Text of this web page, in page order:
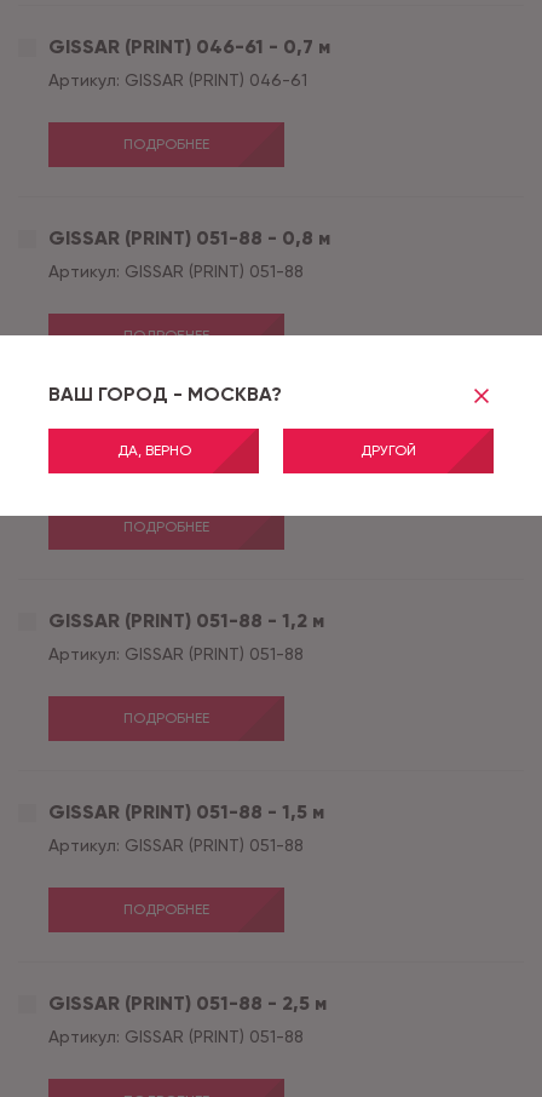
ВАШ ГОРОД - МОСКВА?
ДА, ВЕРНО ДРУГОЙ
GISSAR (PRINT) 046-61 - 0,7 м
Артикул: GISSAR (PRINT) 046-61
ПОДРОБНЕЕ
GISSAR (PRINT) 051-88 - 0,8 м
Артикул: GISSAR (PRINT) 051-88
ПОДРОБНЕЕ
GISSAR (PRINT) 051-88 - 1,0 м
Артикул: GISSAR (PRINT) 051-88
ПОДРОБНЕЕ
GISSAR (PRINT) 051-88 - 1,2 м
Артикул: GISSAR (PRINT) 051-88
ПОДРОБНЕЕ
GISSAR (PRINT) 051-88 - 1,5 м
Артикул: GISSAR (PRINT) 051-88
ПОДРОБНЕЕ
GISSAR (PRINT) 051-88 - 2,5 м
Артикул: GISSAR (PRINT) 051-88